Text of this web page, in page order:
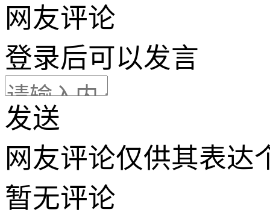
网友评论
登录后可以发言
发送
网友评论仅供其表达
暂无评论